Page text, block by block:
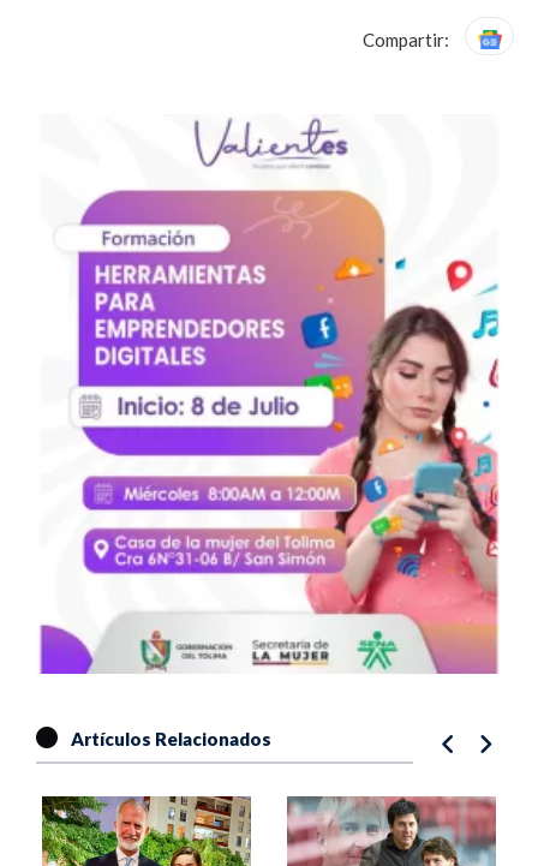
Compartir:
Artículos Relacionados